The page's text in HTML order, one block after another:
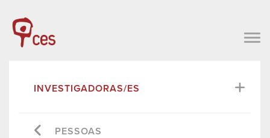
INVESTIGADORAS/ES
PESSOAS